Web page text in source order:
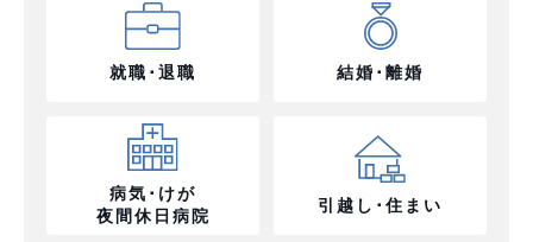
就職･退職 結婚･離婚
病気･けが
夜間休日病院
引越し･住まい